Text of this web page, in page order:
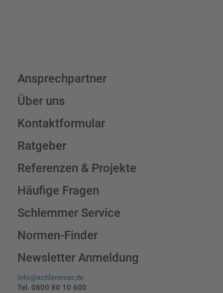
Ansprechpartner
Über uns
Kontaktformular
Ratgeber
Referenzen & Projekte
Häufige Fragen
Schlemmer Service
Normen-Finder
Newsletter Anmeldung
info@schlemmer.de
Tel. 0800 80 10 600